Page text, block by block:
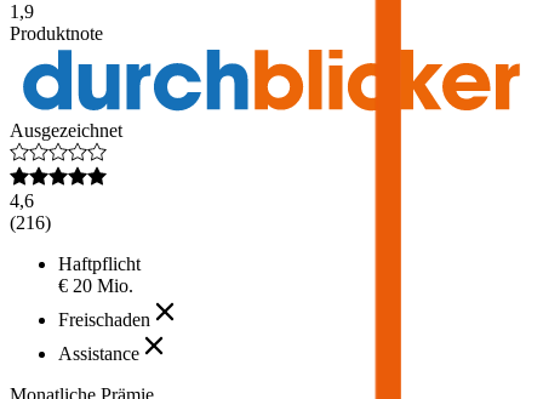
1,9
Produktnote
Ausgezeichnet
4,6
(216)
Haftpflicht
€ 20 Mio.
Freischaden
Assistance